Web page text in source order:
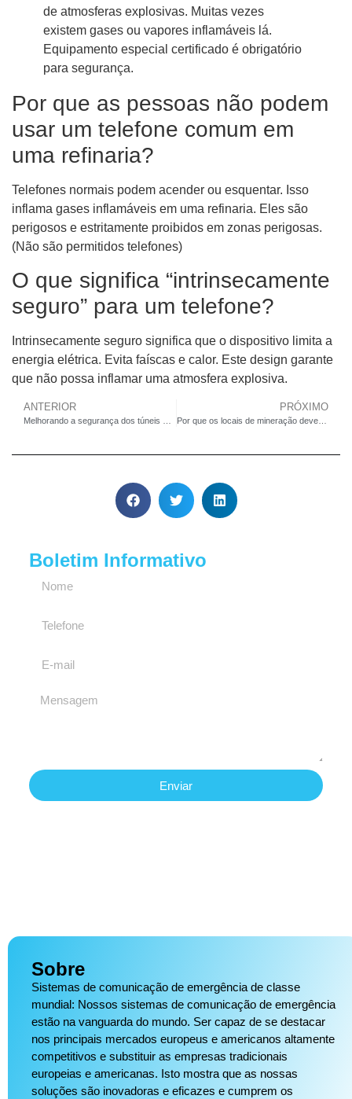
de atmosferas explosivas. Muitas vezes
existem gases ou vapores inflamáveis ​​lá.
Equipamento especial certificado é obrigatório
para segurança.
Por que as pessoas não podem
usar um telefone comum em
uma refinaria?
Telefones normais podem acender ou esquentar. Isso
inflama gases inflamáveis ​​em uma refinaria. Eles são
perigosos e estritamente proibidos em zonas perigosas.
(Não são permitidos telefones)
O que significa “intrinsecamente
seguro” para um telefone?
Intrinsecamente seguro significa que o dispositivo limita a
energia elétrica. Evita faíscas e calor. Este design garante
que não possa inflamar uma atmosfera explosiva.
ANTERIOR PRÓXIMO
Por que os locais de mineração deveriam atualizar para telefones VoIP robustos para obter melhor confiabilidade?
Boletim Informativo
Enviar
Sobre
Sistemas de comunicação de emergência de classe
mundial: Nossos sistemas de comunicação de emergência
estão na vanguarda do mundo. Ser capaz de se destacar
nos principais mercados europeus e americanos altamente
competitivos e substituir as empresas tradicionais
europeias e americanas. Isto mostra que as nossas
soluções são inovadoras e eficazes e cumprem os